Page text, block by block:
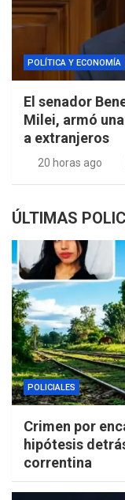
POLÍTICA Y ECONOMÍA
El senador
Milei, armó
a extranjeros
20 horas ago
ÚLTIMAS
POLICIALES
Crimen por
hipótesis
correntina